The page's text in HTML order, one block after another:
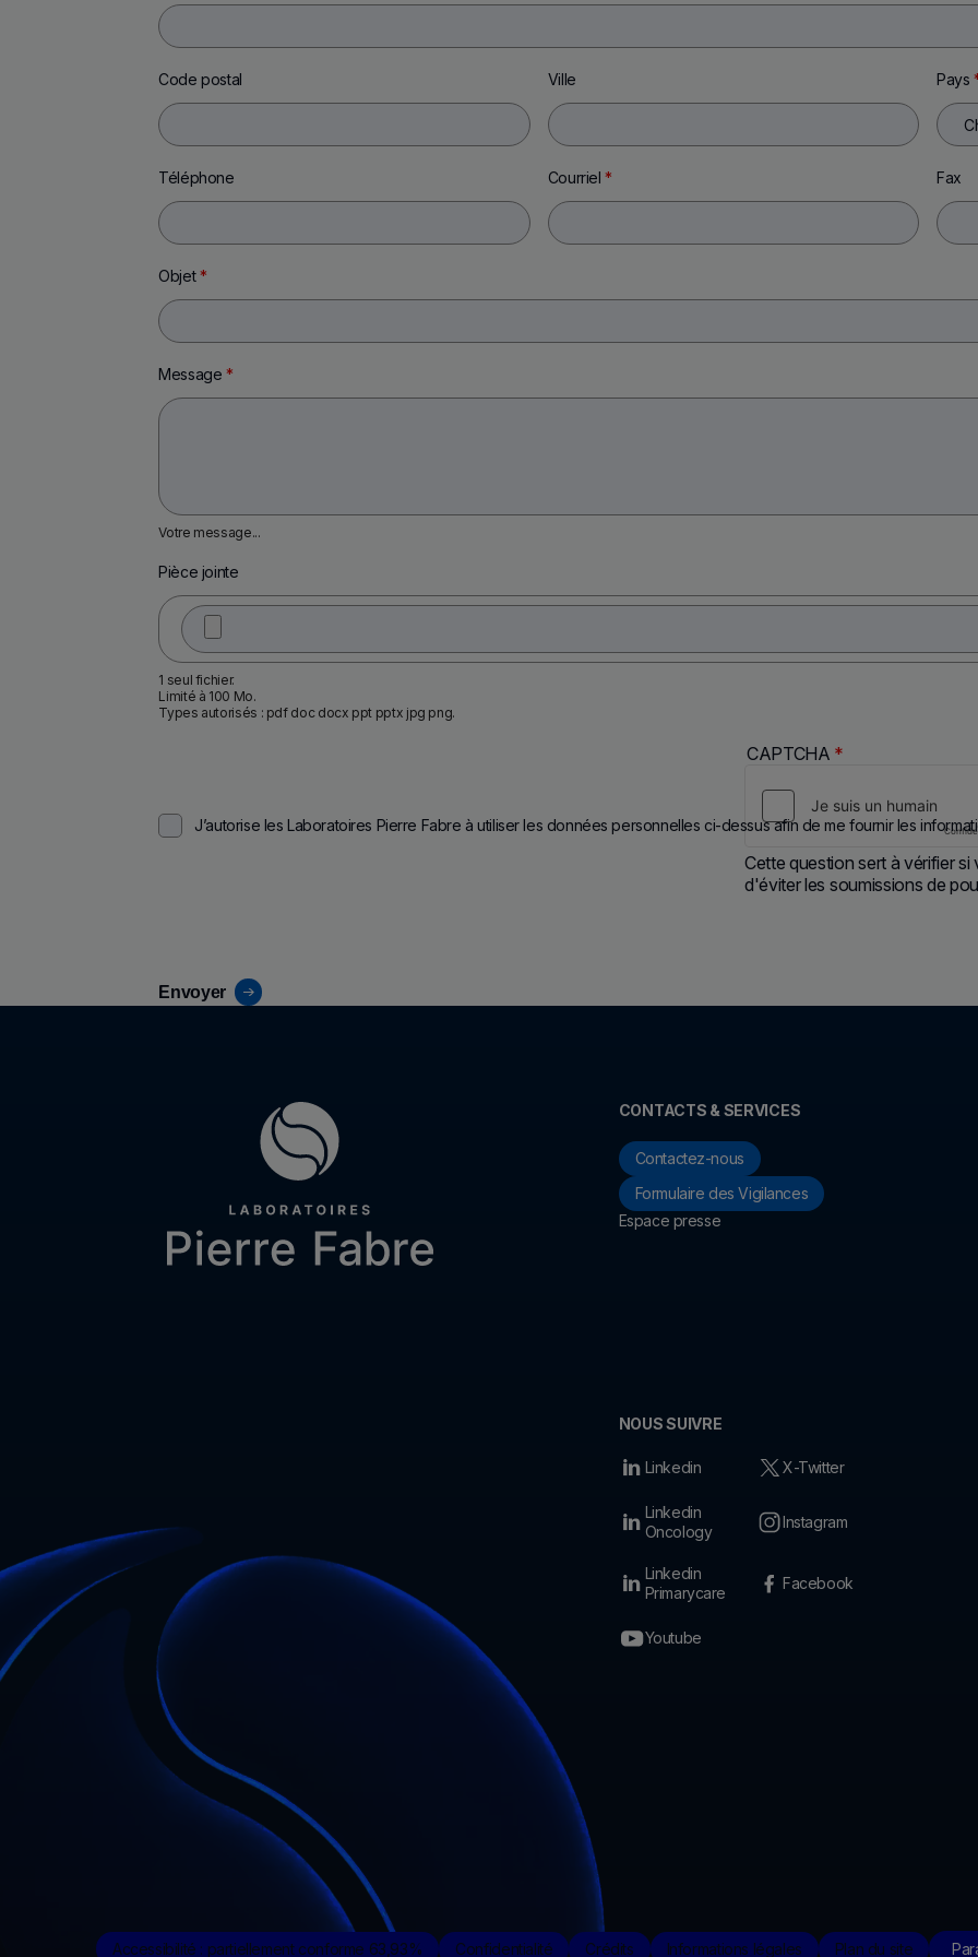
Code postal Ville Pays
Téléphone Courriel * Fax
Objet*
Message *
Votre message...
Pièce jointe
1 seul fichier.
Limité à 100 Mo.
Types autorisés : pdf doc docx ppt pptx jpg png.
J’autorise les Laboratoires Pierre Fabre à utiliser les données personnelles ci-dessus afin de me fournir les
CAPTCHA *
Cette question sert à vérifier
d'éviter les soumissions de
CONTACTS & SERVICES
Contactez-nous
Formulaire des Vigilances
Espace presse
NOUS SUIVRE
Linkedin X-Twitter
Linkedin
Oncology
Instagram
Linkedin
Primarycare
Facebook
Youtube
Accessibilité : partiellement conforme 63,93% Confidentialité Crédits Informations légales Plan du site